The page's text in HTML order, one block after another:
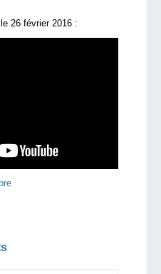
26 février 2016 :